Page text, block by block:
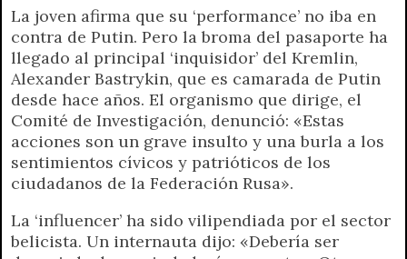
La joven afirma que su ‘performance’ no iba en
contra de Putin. Pero la broma del pasaporte ha
llegado al principal ‘inquisidor’ del Kremlin,
Alexander Bastrykin, que es camarada de Putin
desde hace años. El organismo que dirige, el
Comité de Investigación, denunció: «Estas
acciones son un grave insulto y una burla a los
sentimientos cívicos y patrióticos de los
ciudadanos de la Federación Rusa».
La ‘influencer’ ha sido vilipendiada por el sector
belicista. Un internauta dijo: «Debería ser